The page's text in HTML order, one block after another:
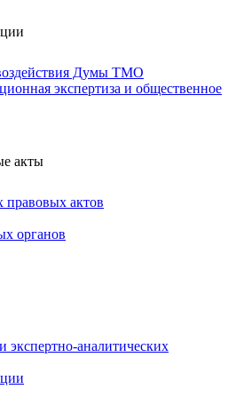
Думы ТМО
экспертиза и общественное
акты
актов
органов
экспертно-аналитических